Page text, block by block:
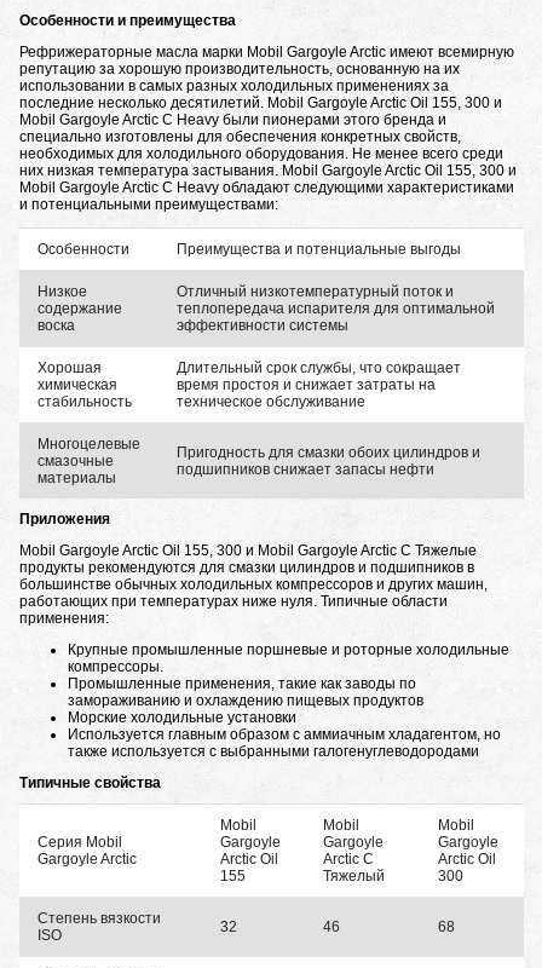
Особенности и преимущества
Рефрижераторные масла марки Mobil Gargoyle Arctic имеют всемирную
репутацию за хорошую производительность, основанную на их
использовании в самых разных холодильных применениях за
последние несколько десятилетий. Mobil Gargoyle Arctic Oil 155, 300 и
Mobil Gargoyle Arctic C Heavy были пионерами этого бренда и
специально изготовлены для обеспечения конкретных свойств,
необходимых для холодильного оборудования. Не менее всего среди
них низкая температура застывания. Mobil Gargoyle Arctic Oil 155, 300 и
Mobil Gargoyle Arctic C Heavy обладают следующими характеристиками
и потенциальными преимуществами:
Особенности Преимущества и потенциальные выгоды
Низкое
содержание
воска
Отличный низкотемпературный поток и
теплопередача испарителя для оптимальной
эффективности системы
Хорошая
химическая
стабильность
Длительный срок службы, что сокращает
время простоя и снижает затраты на
техническое обслуживание
Многоцелевые
смазочные
материалы
Пригодность для смазки обоих цилиндров и
подшипников снижает запасы нефти
Приложения
Mobil Gargoyle Arctic Oil 155, 300 и Mobil Gargoyle Arctic C Тяжелые
продукты рекомендуются для смазки цилиндров и подшипников в
большинстве обычных холодильных компрессоров и других машин,
работающих при температурах ниже нуля. Типичные области
применения:
Крупные промышленные поршневые и роторные холодильные
компрессоры.
Промышленные применения, такие как заводы по
замораживанию и охлаждению пищевых продуктов
Морские холодильные установки
Используется главным образом с аммиачным хладагентом, но
также используется с выбранными галогенуглеводородами
Типичные свойства
Серия Mobil
Gargoyle Arctic
Mobil
Gargoyle
Arctic Oil
155
Mobil
Gargoyle
Arctic C
Тяжелый
Mobil
Gargoyle
Arctic Oil
300
Степень вязкости
ISO
32 46 68